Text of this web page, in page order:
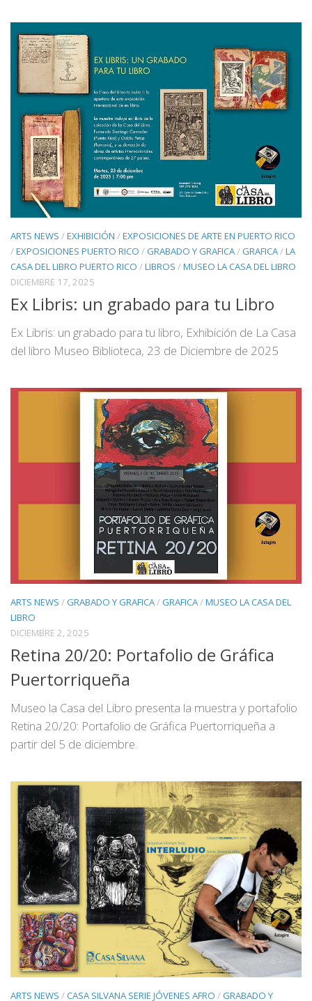
ARTS NEWS /EXHIBICIÓN /EXPOSICIONES DE ARTE EN PUERTO RICO
/EXPOSICIONES PUERTO RICO / GRABADO Y GRAFICA/ GRAFICA/LA
CASA DEL LIBRO PUERTO RICO /LIBROS /MUSEO LA CASA DEL LIBRO
DICIEMBRE 17, 2025
Ex Libris: un grabado para tu Libro
Ex Libris: un grabado para tu libro, Exhibición de La Casa
del libro Museo Biblioteca, 23 de Diciembre de 2025
ARTS NEWS / GRABADO Y GRAFICA/ GRAFICA/MUSEO LA CASA DEL
LIBRO
DICIEMBRE 2, 2025
Retina 20/20: Portafolio de Gráfica
Puertorriqueña
Museo la Casa del Libro presenta la muestra y portafolio
Retina 20/20: Portafolio de Gráfica Puertorriqueña a
partir del 5 de diciembre.
ARTS NEWS /CASA SILVANA SERIE JÓVENES AFRO / GRABADO Y